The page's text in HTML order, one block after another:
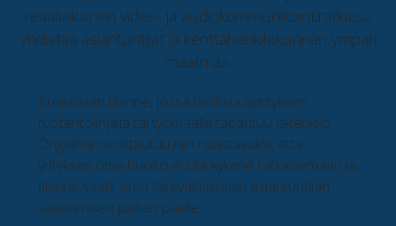
reaaliaikainen video- ja audiokommunikointiratkaisu
yhdistää asiantuntijat ja kenttähenkilökunnan ympäri
maailmaa.
Kuvitellaan tilanne, jossa teollisuusyrityksen
tuotantolinjalla tai työmaalla tapahtuu laiterikko.
Ongelma osoittautuu niin haastavaksi, että
yrityksen oma huolto ei sitä kykene ratkaisemaan ja
tilanne vaatii siten laitevalmistajan asiantuntijan
saapumisen paikan päälle.